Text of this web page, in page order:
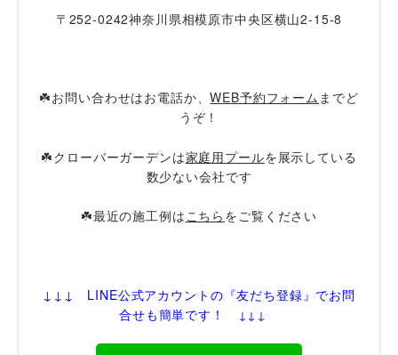
〒252-0242神奈川県相模原市中央区横山2-15-8
☘️お問い合わせはお電話か、WEB予約フォーム までど
うぞ！
☘️クローバーガーデンは家庭用プールを展示している
数少ない会社です
☘️最近の施工例はこちら をご覧ください
↓↓↓ LINE公式アカウントの『友だち登録 』でお問
合せも簡単です！
↓↓↓